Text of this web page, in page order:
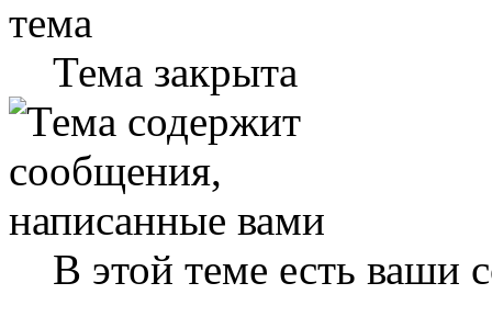
Тема закрыта
В этой теме есть ваши